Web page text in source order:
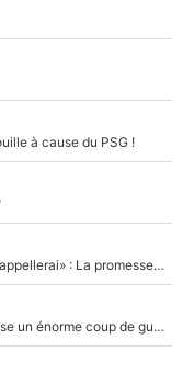
à cause du PSG !
Mercato - OM - «Dès que je prends un club, je t’appellerai» : La promesse de Marcelino au moment de claquer la porte
Victime de racisme contre Murray, Kyrgios pousse un énorme coup de gueule !